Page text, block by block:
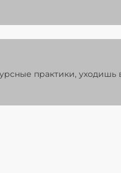
практики, уходишь